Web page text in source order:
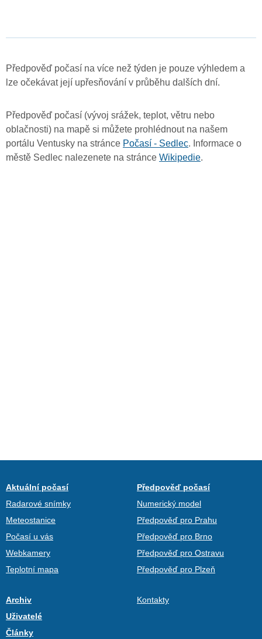
Předpověď počasí na více než týden je pouze výhledem a
lze očekávat její upřesňování v průběhu dalších dní.
Předpověď počasí (vývoj srážek, teplot, větru nebo
oblačnosti) na mapě si můžete prohlédnout na našem
portálu Ventusky na stránce Počasí - Sedlec. Informace o
městě Sedlec nalezenete na stránce Wikipedie.
Aktuální počasí
Radarové snímky
Meteostanice
Počasí u vás
Webkamery
Teplotní mapa
Předpověď počasí
Numerický model
Předpověď pro Prahu
Předpověď pro Brno
Předpověď pro Ostravu
Předpověď pro Plzeň
Archiv
Uživatelé
Články
Kontakty